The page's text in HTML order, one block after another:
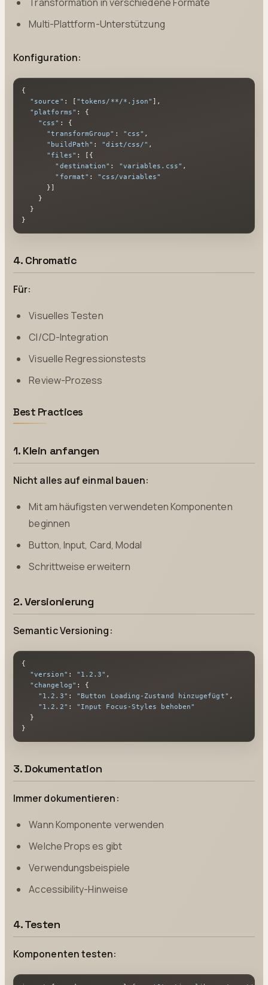
Multi-Plattform-Unterstützung
Konfiguration:
{
"source" : [ "tokens/**/*.json" ] ,
"platforms" :
{
"css" :
{
"transformGroup" : "css" ,
"buildPath" : "dist/css/" ,
"files" : [ {
"destination" : "variables.css" ,
"format" :
"css/variables"
}]
}
}
}
4. Chromatic
Für:
Visuelles Testen
CI/CD-Integration
Visuelle Regressionstests
Review-Prozess
Best Practices
1. Klein anfangen
Nicht alles auf einmal bauen:
Mit am häufigsten verwendeten Komponenten
beginnen
Button, Input, Card, Modal
Schrittweise erweitern
2. Versionierung
Semantic Versioning:
{
"version" : "1.2.3" ,
"changelog" :
{
"1.2.3" : "Button Loading-Zustand hinzugefügt" ,
"1.2.2" :
"Input Focus-Styles behoben"
}
}
3. Dokumentation
Immer dokumentieren:
Wann Komponente verwenden
Welche Props es gibt
Verwendungsbeispiele
Accessibility-Hinweise
4. Testen
Komponenten testen: